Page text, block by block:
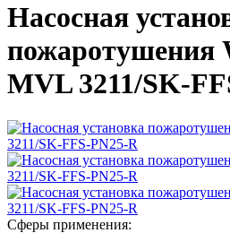
Насосная
пожаротушения
MVL 3211/SK-
Сферы применения: